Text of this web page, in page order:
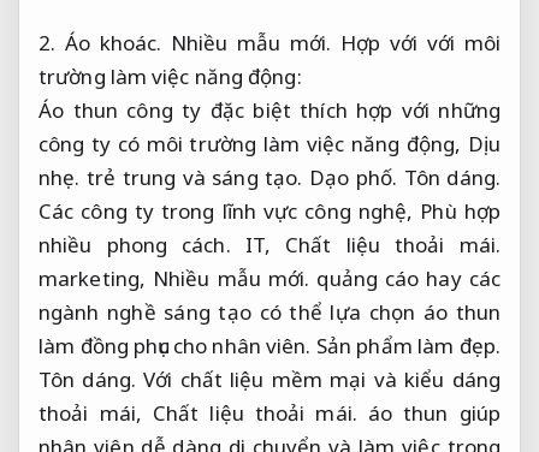
2. Áo khoác. Nhiều mẫu mới. Hợp với với môi
trường làm việc năng động:
Áo thun công ty đặc biệt thích hợp với những
công ty có môi trường làm việc năng động, Dịu
nhẹ. trẻ trung và sáng tạo. Dạo phố. Tôn dáng.
Các công ty trong lĩnh vực công nghệ, Phù hợp
nhiều phong cách. IT, Chất liệu thoải mái.
marketing, Nhiều mẫu mới. quảng cáo hay các
ngành nghề sáng tạo có thể lựa chọn áo thun
làm đồng phục cho nhân viên. Sản phẩm làm đẹp.
Tôn dáng. Với chất liệu mềm mại và kiểu dáng
thoải mái, Chất liệu thoải mái. áo thun giúp
nhân viên dễ dàng di chuyển và làm việc trong